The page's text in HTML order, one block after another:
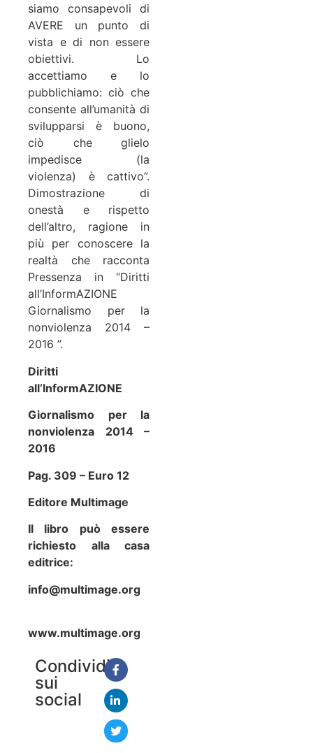
siamo consapevoli di
AVERE un punto di
vista e di non essere
obiettivi. Lo
accettiamo e lo
pubblichiamo: ciò che
consente all’umanità di
svilupparsi è buono,
ciò che glielo
impedisce (la
violenza) è cattivo”.
Dimostrazione di
onestà e rispetto
dell’altro, ragione in
più per conoscere la
realtà che racconta
Pressenza in “Diritti
all’InformAZIONE
Giornalismo per la
nonviolenza 2014 –
2016 ”.
Diritti
all’InformAZIONE
Giornalismo per la
nonviolenza 2014 –
2016
Pag. 309 – Euro 12
Editore Multimage
Il libro può essere
richiesto alla casa
editrice:
info@multimage.org
www.multimage.org
Condividi
sui
social